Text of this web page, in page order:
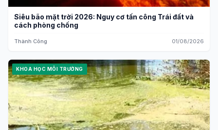
Siêu bão mặt trời 2026: Nguy cơ tấn công Trái đất và
cách phòng chống
Thành Công 01/08/2026
KHOA HỌC MÔI TRƯỜNG